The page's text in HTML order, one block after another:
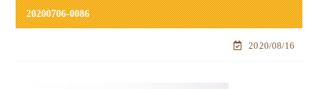
20200706-0086
2020/08/16